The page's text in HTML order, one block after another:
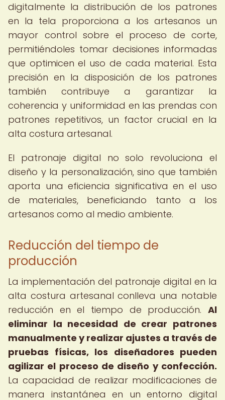
digitalmente la distribución de los patrones
en la tela proporciona a los artesanos un
mayor control sobre el proceso de corte,
permitiéndoles tomar decisiones informadas
que optimicen el uso de cada material. Esta
precisión en la disposición de los patrones
también contribuye a garantizar la
coherencia y uniformidad en las prendas con
patrones repetitivos, un factor crucial en la
alta costura artesanal.
El patronaje digital no solo revoluciona el
diseño y la personalización, sino que también
aporta una eficiencia significativa en el uso
de materiales, beneficiando tanto a los
artesanos como al medio ambiente.
Reducción del tiempo de
producción
La implementación del patronaje digital en la
alta costura artesanal conlleva una notable
reducción en el tiempo de producción. Al
eliminar la necesidad de crear patrones
manualmente y realizar ajustes a través de
pruebas físicas, los diseñadores pueden
agilizar el proceso de diseño y confección.
La capacidad de realizar modificaciones de
manera instantánea en un entorno digital